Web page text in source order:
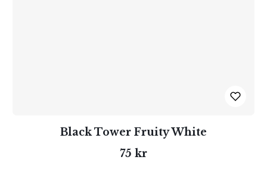
Black Tower Fruity White
75 kr